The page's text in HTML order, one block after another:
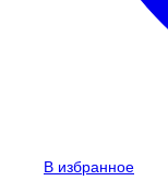
В избранное